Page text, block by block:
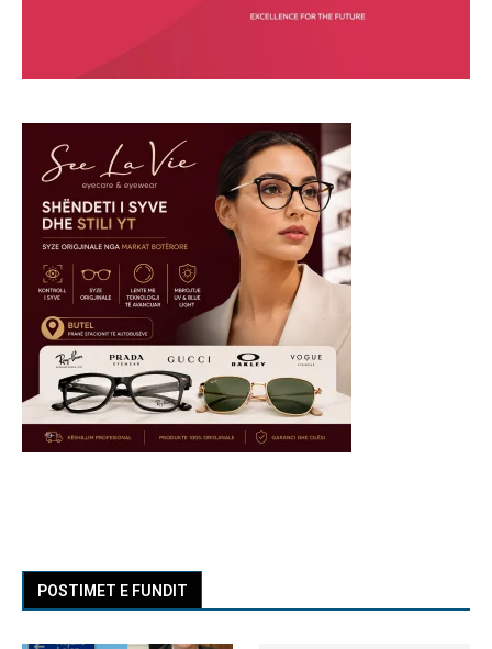
POSTIMET E FUNDIT